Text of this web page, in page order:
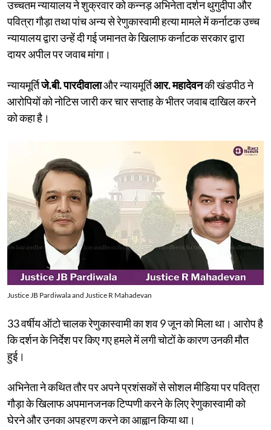
उच्चतम न्यायालय ने शुक्रवार को कन्नड़ अभिनेता दर्शन थुगुदीपा और
पवित्रा गौड़ा तथा पांच अन्य से रेणुकास्वामी हत्या मामले में कर्नाटक उच्च
न्यायालय द्वारा उन्हें दी गई जमानत के खिलाफ कर्नाटक सरकार द्वारा
दायर अपील पर जवाब मांगा।
न्यायमूर्तिजे.बी. पारदीवालाऔर न्यायमूर्तिआर. महादेवनकी खंडपीठ ने
आरोपियों को नोटिस जारी कर चार सप्ताह के भीतर जवाब दाखिल करने
को कहा है।
Justice JB Pardiwala and Justice R Mahadevan
33 वर्षीय ऑटो चालक रेणुकास्वामी का शव 9 जून को मिला था। आरोप है
कि दर्शन के निर्देश पर किए गए हमले में लगी चोटों के कारण उनकी मौत
हुई।
अभिनेता ने कथित तौर पर अपने प्रशंसकों से सोशल मीडिया पर पवित्रा
गौड़ा के खिलाफ अपमानजनक टिप्पणी करने के लिए रेणुकास्वामी को
घेरने और उनका अपहरण करने का आह्वान किया था।